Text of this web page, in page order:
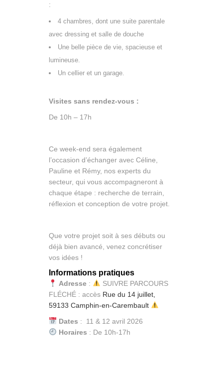
:
4 chambres, dont une suite parentale
avec dressing et salle de douche
Une belle pièce de vie, spacieuse et
lumineuse.
Un cellier et un garage.
Visites sans rendez-vous :
De 10h – 17h
Ce week-end sera également
l’occasion d’échanger avec Céline,
Pauline et Rémy, nos experts du
secteur, qui vous accompagneront à
chaque étape : recherche de terrain,
réflexion et conception de votre projet.
Que votre projet soit à ses débuts ou
déjà bien avancé, venez concrétiser
vos idées !
Informations pratiques
Adresse:
SUIVRE PARCOURS
FLÉCHÉ : accès Rue du 14 juillet,
59133 Camphin-en-Carembault
Dates : 11 & 12 avril 2026
Horaires : De 10h-17h